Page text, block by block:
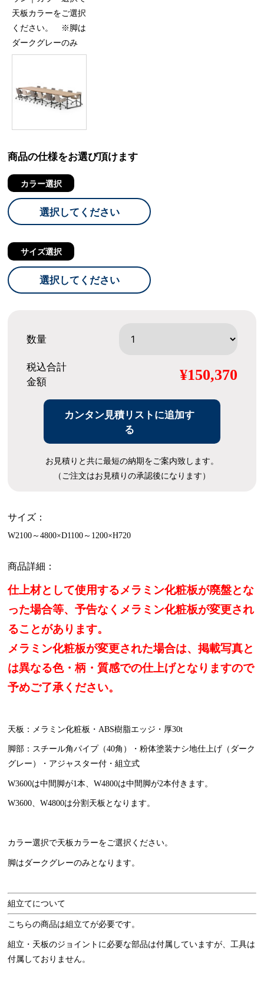
天板カラーをご選択
ください。 ※脚は
ダークグレーのみ
商品の仕様をお選び頂けます
カラー選択
選択してください
サイズ選択
選択してください
数量
税込合計
金額
¥150,370
カンタン見積リストに追加す
る
お見積りと共に最短の納期をご案内致します。
（ご注文はお見積りの承認後になります）
サイズ：
W2100～4800×D1100～1200×H720
商品詳細：
仕上材として使用するメラミン化粧板が廃盤とな
った場合等、予告なくメラミン化粧板が変更され
ることがあります。
メラミン化粧板が変更された場合は、掲載写真と
は異なる色・柄・質感での仕上げとなりますので
予めご了承ください。
天板：メラミン化粧板・ABS樹脂エッジ・厚30t
脚部：スチール角パイプ（40角）・粉体塗装ナシ地仕上げ（ダーク
グレー）・アジャスター付・組立式
W3600は中間脚が1本、W4800は中間脚が2本付きます。
W3600、W4800は分割天板となります。
カラー選択で天板カラーをご選択ください。
脚はダークグレーのみとなります。
組立てについて
こちらの商品は組立てが必要です。
組立・天板のジョイントに必要な部品は付属していますが、工具は
付属しておりません。